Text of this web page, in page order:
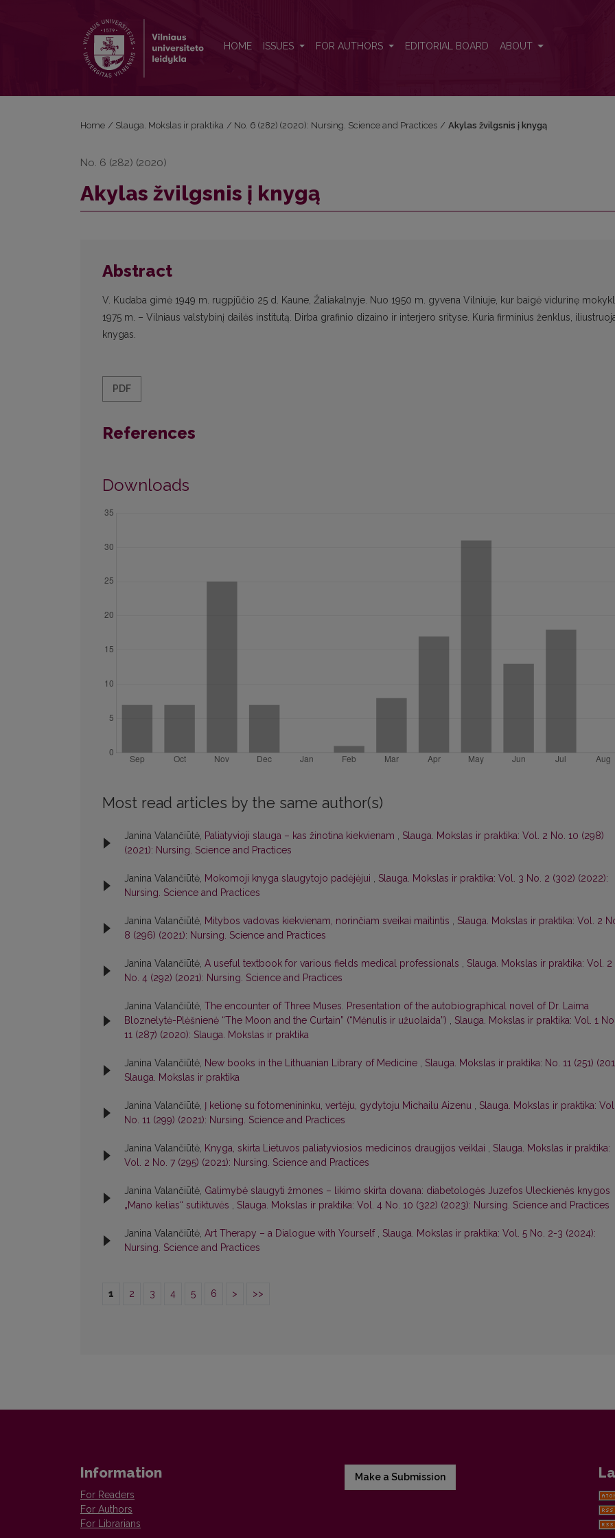
HOME ISSUES FOR AUTHORS EDITORIAL BOARD ABOUT
Home / Slauga. Mokslas ir praktika / No. 6 (282) (2020): Nursing. Science and Practices / Akylas žvilgsnis į knygą
No. 6 (282) (2020)
Akylas žvilgsnis į knygą
Abstract
V. Kudaba gimė 1949 m. rugpjūčio 25 d. Kaune, Žaliakalnyje. Nuo 1950 m. gyvena Vilniuje, kur baigė vidurinę
1975 m. – Vilniaus valstybinį dailės institutą. Dirba grafinio dizaino ir interjero srityse. Kuria firminius ženklus,
knygas.
PDF
References
Downloads
Most read articles by the same author(s)
Janina Valančiūtė, Paliatyvioji slauga – kas žinotina kiekvienam , Slauga. Mokslas ir praktika: Vol. 2 No. 10 (298)
(2021): Nursing. Science and Practices
Janina Valančiūtė, Mokomoji knyga slaugytojo padėjėjui , Slauga. Mokslas ir praktika: Vol. 3 No. 2 (302) (2022):
Nursing. Science and Practices
Janina Valančiūtė, Mitybos vadovas kiekvienam, norinčiam sveikai maitintis , Slauga. Mokslas ir praktika: Vol. 2
8 (296) (2021): Nursing. Science and Practices
Janina Valančiūtė, A useful textbook for various fields medical professionals , Slauga. Mokslas ir praktika: Vol. 2
No. 4 (292) (2021): Nursing. Science and Practices
Janina Valančiūtė, The encounter of Three Muses. Presentation of the autobiographical novel of Dr. Laima
Bloznelytė-Plėšnienė “The Moon and the Curtain” (“Mėnulis ir užuolaida”) , Slauga. Mokslas ir praktika: Vol. 1 No.
11 (287) (2020): Slauga. Mokslas ir praktika
Janina Valančiūtė, New books in the Lithuanian Library of Medicine , Slauga. Mokslas ir praktika: No. 11 (251)
Slauga. Mokslas ir praktika
Janina Valančiūtė, Į kelionę su fotomenininku, vertėju, gydytoju Michailu Aizenu , Slauga. Mokslas ir praktika:
No. 11 (299) (2021): Nursing. Science and Practices
Janina Valančiūtė, Knyga, skirta Lietuvos paliatyviosios medicinos draugijos veiklai , Slauga. Mokslas ir praktika:
Vol. 2 No. 7 (295) (2021): Nursing. Science and Practices
Janina Valančiūtė, Galimybė slaugyti žmones – likimo skirta dovana: diabetologės Juzefos Uleckienės knygos
„Mano kelias“ sutiktuvės , Slauga. Mokslas ir praktika: Vol. 4 No. 10 (322) (2023): Nursing. Science and Practices
Janina Valančiūtė, Art Therapy – a Dialogue with Yourself , Slauga. Mokslas ir praktika: Vol. 5 No. 2-3 (2024):
Nursing. Science and Practices
1 2 3 4 5 6 > >>
Information
For Readers
For Authors
For Librarians
Make a Submission